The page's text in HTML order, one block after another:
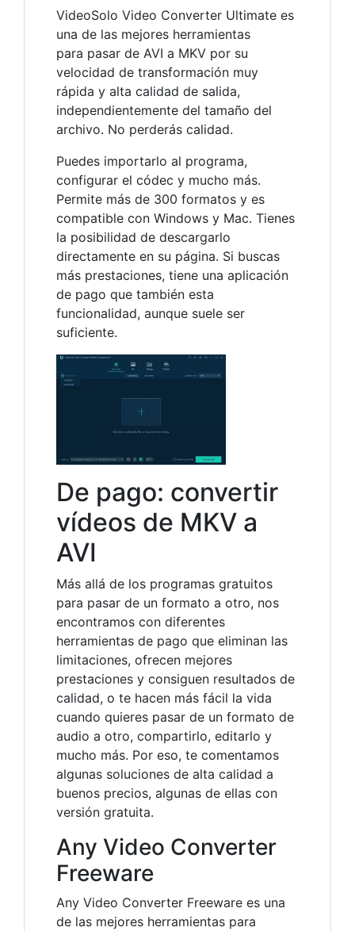
VideoSolo Video Converter Ultimate es
una de las mejores herramientas
para pasar de AVI a MKV por su
velocidad de transformación muy
rápida y alta calidad de salida,
independientemente del tamaño del
archivo. No perderás calidad.
Puedes importarlo al programa,
configurar el códec y mucho más.
Permite más de 300 formatos y es
compatible con Windows y Mac. Tienes
la posibilidad de descargarlo
directamente en su página. Si buscas
más prestaciones, tiene una aplicación
de pago que también esta
funcionalidad, aunque suele ser
suficiente.
De pago: convertir
vídeos de MKV a
AVI
Más allá de los programas gratuitos
para pasar de un formato a otro, nos
encontramos con diferentes
herramientas de pago que eliminan las
limitaciones, ofrecen mejores
prestaciones y consiguen resultados de
calidad, o te hacen más fácil la vida
cuando quieres pasar de un formato de
audio a otro, compartirlo, editarlo y
mucho más. Por eso, te comentamos
algunas soluciones de alta calidad a
buenos precios, algunas de ellas con
versión gratuita.
Any Video Converter
Freeware
Any Video Converter Freeware es una
de las mejores herramientas para